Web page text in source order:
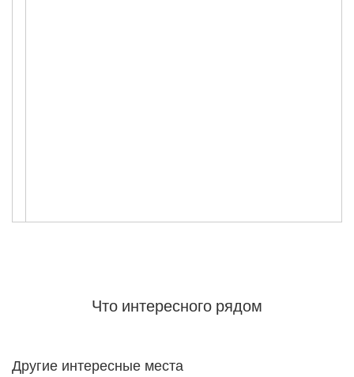
Что интересного рядом
Другие интересные места